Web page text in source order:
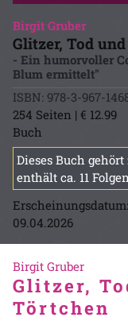
Birgit Gruber
Glitzer, Tod
- Ein humorvoller
Blum ermittelt"
ISBN: 978-3-967-
254 Seiten | € 12.99
Buch
Dieses Buch
enthält ca. 11
Erscheinungsdatum:
09.04.2026
Birgit Gruber
Glitzer,
Törtchen